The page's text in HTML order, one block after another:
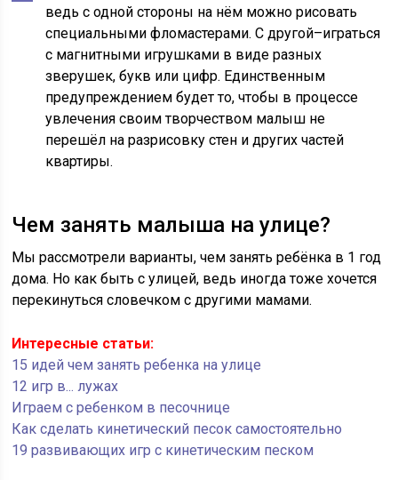
ведь с одной стороны на нём можно рисовать
специальными фломастерами. С другой–играться
с магнитными игрушками в виде разных
зверушек, букв или цифр. Единственным
предупреждением будет то, чтобы в процессе
увлечения своим творчеством малыш не
перешёл на разрисовку стен и других частей
квартиры.
Чем занять малыша на улице?
Мы рассмотрели варианты, чем занять ребёнка в 1 год
дома. Но как быть с улицей, ведь иногда тоже хочется
перекинуться словечком с другими мамами.
Интересные статьи:
15 идей чем занять ребенка на улице
12 игр в... лужах
Играем с ребенком в песочнице
Как сделать кинетический песок самостоятельно
19 развивающих игр с кинетическим песком